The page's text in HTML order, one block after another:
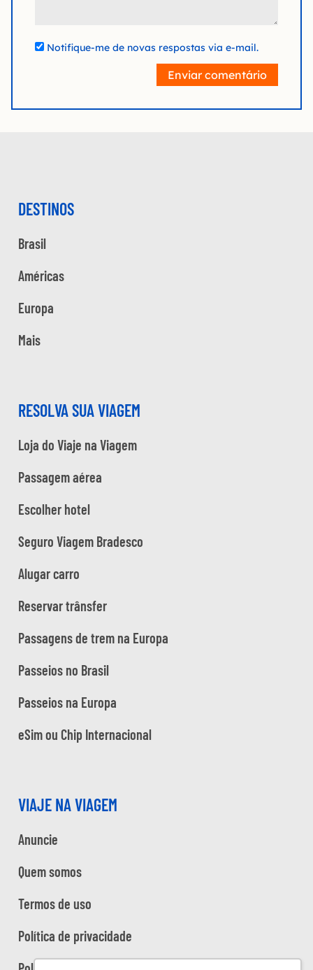
Notifique-me de novas respostas via e-mail.
Enviar comentário
DESTINOS
Brasil
Américas
Europa
Mais
RESOLVA SUA VIAGEM
Loja do Viaje na Viagem
Passagem aérea
Escolher hotel
Seguro Viagem Bradesco
Alugar carro
Reservar trânsfer
Passagens de trem na Europa
Passeios no Brasil
Passeios na Europa
eSim ou Chip Internacional
VIAJE NA VIAGEM
Anuncie
Quem somos
Termos de uso
Política de privacidade